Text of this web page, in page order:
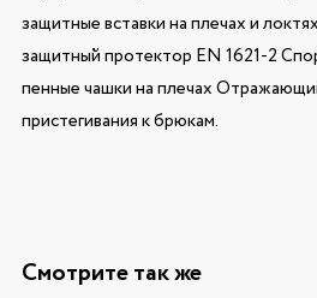
защитные вставки на плечах и
защитный протектор EN 1621-2
пенные чашки на плечах
пристегивания к брюкам.
Смотрите так же